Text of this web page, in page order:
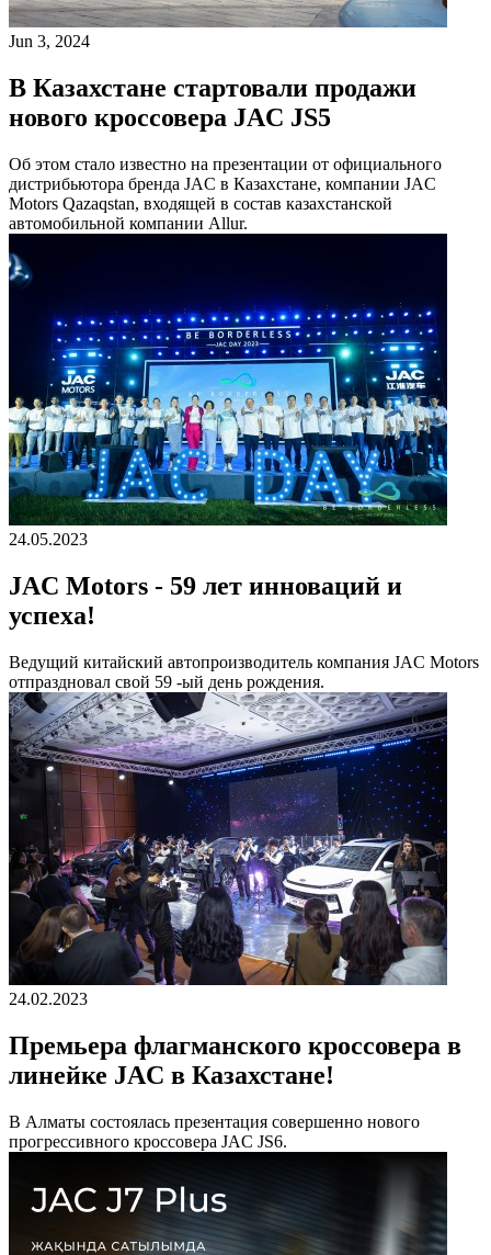
Jun 3, 2024
В Казахстане стартовали продажи
нового кроссовера JAC JS5
Об этом стало известно на презентации от официального
дистрибьютора бренда JAC в Казахстане, компании JAC
Motors Qazaqstan, входящей в состав казахстанской
автомобильной компании Allur.
24.05.2023
JAC Motors - 59 лет инноваций и
успеха!
Ведущий китайский автопроизводитель компания JAC Motors
отпраздновал свой 59 -ый день рождения.
24.02.2023
Премьера флагманского кроссовера в
линейке JAC в Казахстане!
В Алматы состоялась презентация совершенно нового
прогрессивного кроссовера JAC JS6.